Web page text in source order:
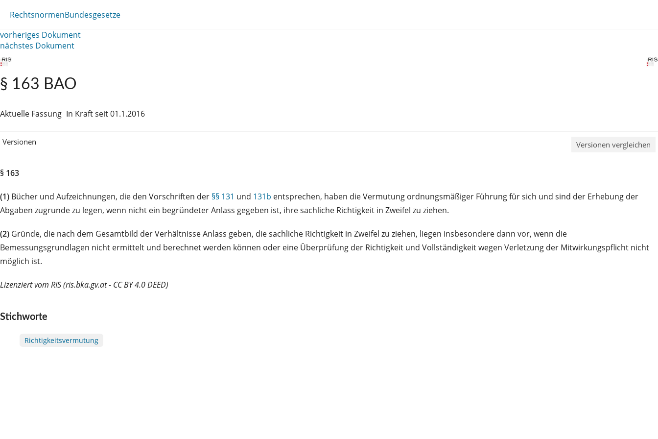
RechtsnormenBundesgesetze
vorheriges Dokument
nächstes Dokument
§ 163 BAO
Aktuelle Fassung In Kraft seit 01.1.2016
Versionen Versionen vergleichen
§ 163
(1) Bücher und Aufzeichnungen, die den Vorschriften der §§ 131 und 131b entsprechen, haben die Vermutung ordnungsmäßiger Führung für sich und sind der Erhebung der
Abgaben zugrunde zu legen, wenn nicht ein begründeter Anlass gegeben ist, ihre sachliche Richtigkeit in Zweifel zu ziehen.
(2) Gründe, die nach dem Gesamtbild der Verhältnisse Anlass geben, die sachliche Richtigkeit in Zweifel zu ziehen, liegen insbesondere dann vor, wenn die
Bemessungsgrundlagen nicht ermittelt und berechnet werden können oder eine Überprüfung der Richtigkeit und Vollständigkeit wegen Verletzung der Mitwirkungspflicht nicht
möglich ist.
Lizenziert vom RIS (ris.bka.gv.at - CC BY 4.0 DEED)
Stichworte
Richtigkeitsvermutung